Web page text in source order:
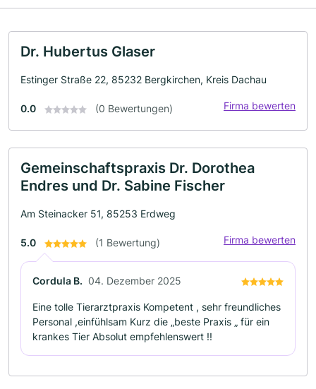
Dr. Hubertus Glaser
Estinger Straße 22, 85232 Bergkirchen, Kreis Dachau
0.0 (0 Bewertungen) Firma bewerten
Gemeinschaftspraxis Dr. Dorothea
Endres und Dr. Sabine Fischer
Am Steinacker 51, 85253 Erdweg
5.0 (1 Bewertung) Firma bewerten
Cordula B. 04. Dezember 2025
Eine tolle Tierarztpraxis Kompetent , sehr freundliches
Personal ,einfühlsam Kurz die „beste Praxis „ für ein
krankes Tier Absolut empfehlenswert !!